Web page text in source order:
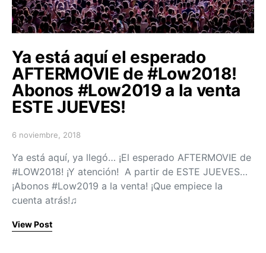
Ya está aquí el esperado
AFTERMOVIE de #Low2018!
Abonos #Low2019 a la venta
ESTE JUEVES!
Posted on
6 noviembre, 2018
Ya está aquí, ya llegó… ¡El esperado AFTERMOVIE de
#LOW2018! ¡Y atención! A partir de ESTE JUEVES…
¡Abonos #Low2019 a la venta! ¡Que empiece la
cuenta atrás!♫
View Post